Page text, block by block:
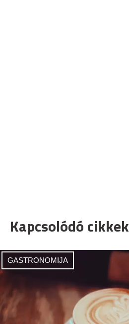
Kapcsolódó cikkek
GASTRONOMIJA